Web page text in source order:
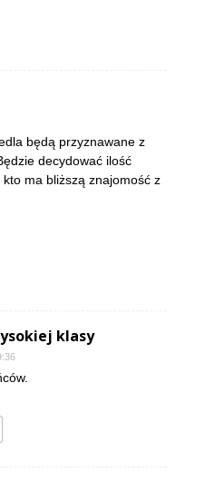
będą przyznawane z
decydować ilość
ma bliższą znajomość z
klasy